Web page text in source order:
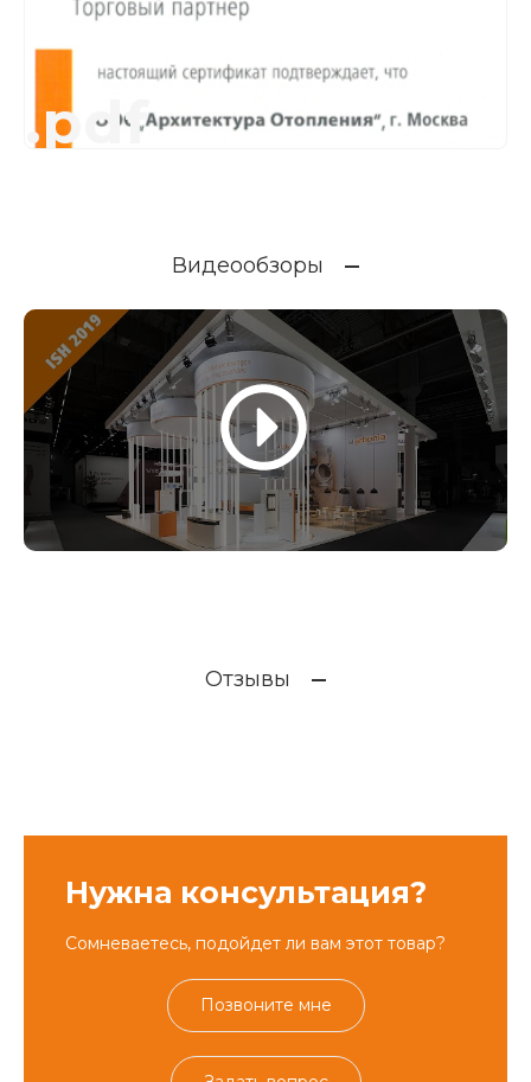
.pdf
Видеообзоры
Отзывы
Нужна консультация?
Сомневаетесь, подойдет ли вам этот товар?
Позвоните мне